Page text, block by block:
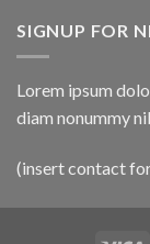
SIGNUP FOR
Lorem ipsum
diam nonummy
(insert contact